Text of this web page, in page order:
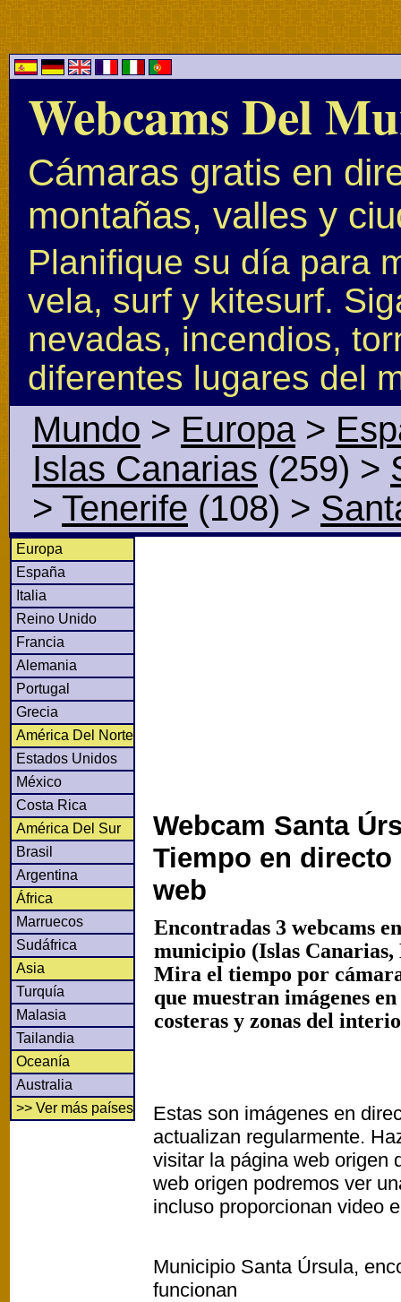
Webcams Del
Cámaras gratis en
montañas, valles y
Planifique su día para
vela, surf y kitesurf.
nevadas, incendios,
diferentes lugares del
Mundo > Europa>
Islas Canarias (259) >
> Tenerife (108) >
Europa
España
Italia
Reino Unido
Francia
Alemania
Portugal
Grecia
América Del Norte
Estados Unidos
México
Costa Rica
América Del Sur
Brasil
Argentina
África
Marruecos
Sudáfrica
Asia
Turquía
Malasia
Tailandia
Oceanía
Australia
>> Ver más países
Webcam Santa
Tiempo en directo
web
Encontradas 3 webcams
municipio (Islas Canarias,
Mira el tiempo por
que muestran imágenes
costeras y zonas del
Estas son imágenes en
actualizan regularmente.
visitar la página web origen
web origen podremos ver
incluso proporcionan video
Municipio Santa Úrsula,
funcionan